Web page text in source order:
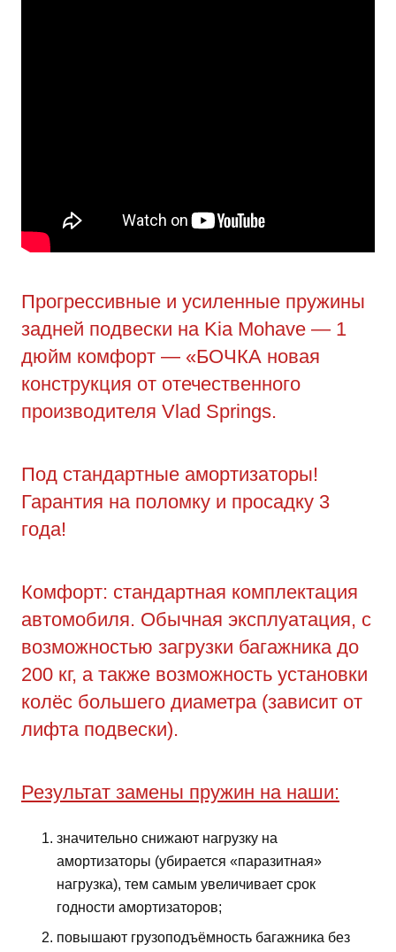
Прогрессивные и усиленные пружины
задней подвески на Kia Mohave — 1
дюйм комфорт — «БОЧКА новая
конструкция от отечественного
производителя Vlad Springs.
Под стандартные амортизаторы!
Гарантия на поломку и просадку 3
года!
Комфорт: стандартная комплектация
автомобиля. Обычная эксплуатация, с
возможностью загрузки багажника до
200 кг, а также возможность установки
колёс большего диаметра (зависит от
лифта подвески).
Результат замены пружин на наши:
значительно снижают нагрузку на
амортизаторы (убирается «паразитная»
нагрузка), тем самым увеличивает срок
годности амортизаторов;
повышают грузоподъёмность багажника без